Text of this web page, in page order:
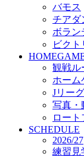
奈良ク
観戦ル
2026/
サポー
GOODS
オフィ
オンラ
ACADEMY
アカ
プロジ
コーチ
ジュニ
バモス
チアダ
ボラン
ビクト
観戦ル
ホーム
Jリー
写真・
ロート
SCHEDULE
2026/27
練習見